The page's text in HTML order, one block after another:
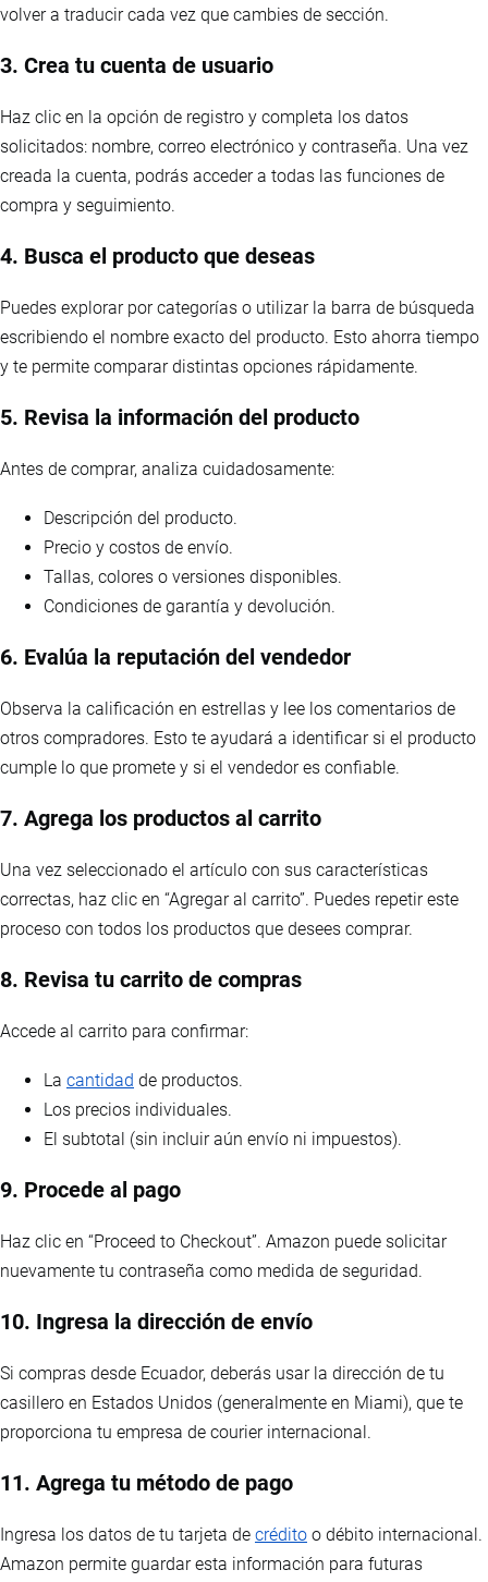
volver a traducir cada vez que cambies de sección.
3. Crea tu cuenta de usuario
Haz clic en la opción de registro y completa los datos
solicitados: nombre, correo electrónico y contraseña. Una vez
creada la cuenta, podrás acceder a todas las funciones de
compra y seguimiento.
4. Busca el producto que deseas
Puedes explorar por categorías o utilizar la barra de búsqueda
escribiendo el nombre exacto del producto. Esto ahorra tiempo
y te permite comparar distintas opciones rápidamente.
5. Revisa la información del producto
Antes de comprar, analiza cuidadosamente:
Descripción del producto.
Precio y costos de envío.
Tallas, colores o versiones disponibles.
Condiciones de garantía y devolución.
6. Evalúa la reputación del vendedor
Observa la calificación en estrellas y lee los comentarios de
otros compradores. Esto te ayudará a identificar si el producto
cumple lo que promete y si el vendedor es confiable.
7. Agrega los productos al carrito
Una vez seleccionado el artículo con sus características
correctas, haz clic en “Agregar al carrito”. Puedes repetir este
proceso con todos los productos que desees comprar.
8. Revisa tu carrito de compras
Accede al carrito para confirmar:
La cantidad de productos.
Los precios individuales.
El subtotal (sin incluir aún envío ni impuestos).
9. Procede al pago
Haz clic en “Proceed to Checkout”. Amazon puede solicitar
nuevamente tu contraseña como medida de seguridad.
10. Ingresa la dirección de envío
Si compras desde Ecuador, deberás usar la dirección de tu
casillero en Estados Unidos (generalmente en Miami), que te
proporciona tu empresa de courier internacional.
11. Agrega tu método de pago
Ingresa los datos de tu tarjeta de crédito o débito internacional.
Amazon permite guardar esta información para futuras